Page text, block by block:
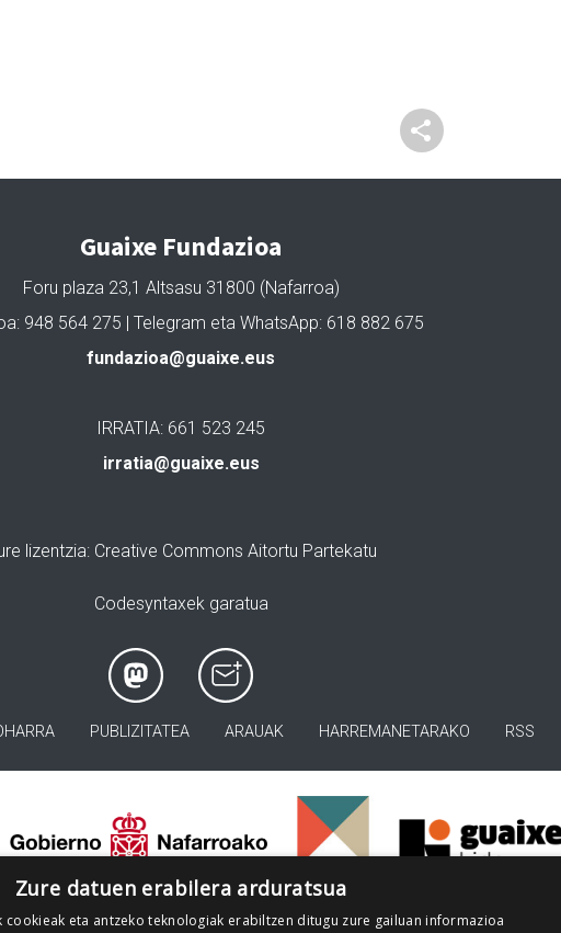
Guaixe Fundazioa
Foru plaza 23,1 Altsasu 31800 (Nafarroa)
948 564 275 | Telegram eta WhatsApp: 618 882 675
fundazioa@guaixe.eus
IRRATIA: 661 523 245
irratia@guaixe.eus
lizentzia: Creative Commons Aitortu Partekatu
Codesyntaxek garatua
PUBLIZITATEA ARAUAK HARREMANETARAKO RSS
Zure datuen erabilera arduratsua
cookieak eta antzeko teknologiak erabiltzen ditugu zure gailuan informazioa